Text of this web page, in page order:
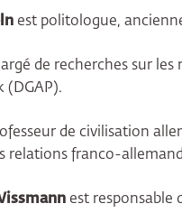
est politologue,
de recherches sur
(DGAP).
de civilisation
relations franco-
est responsable